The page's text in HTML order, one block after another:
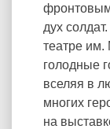
дух
театре им.
голодные
вселяя в
многих
на